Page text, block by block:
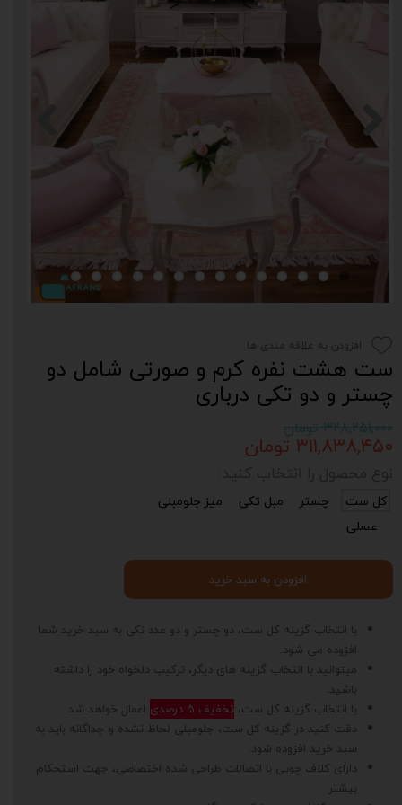
ست هشت نفره کرم و صورتی شامل دو
چستر و دو تکی درباری
۳۲۸,۲۵۱,۰۰۰ تومان
۳۱۱,۸۳۸,۴۵۰ تومان
با انتخاب گزینه کل ست، دو چستر و دو عدد تکی به سبد خرید شما
افزوده می شود.
میتوانید با انتخاب گزینه های دیگر، ترکیب دلخواه خود را داشته
باشید.
با انتخاب گزینه کل ست، تخفیف 5 درصدی
اعمال خواهد شد.
دقت کنید در گزینه کل ست، جلومبلی لحاظ نشده و جداگانه باید به
سبد خرید افزوده شود.
دارای کلاف چوبی با اتصالات طراحی شده اختصاصی، جهت استحکام
بیشتر
کل ست چستر مبل تکی
میز جلومبلی
عسلی
افزودن به سبد خرید
افزودن به علاقه مندی ها